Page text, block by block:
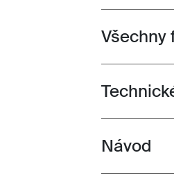
Všechny
Toggle
Návod